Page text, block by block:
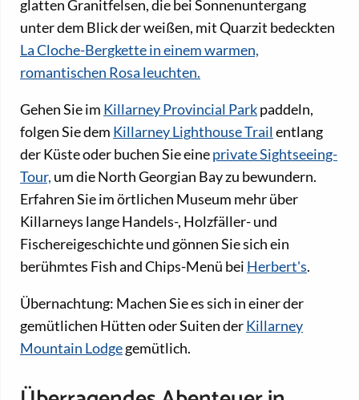
glatten Granitfelsen, die bei Sonnenuntergang
unter dem Blick der weißen, mit Quarzit bedeckten
La Cloche-Bergkette in einem warmen,
romantischen Rosa leuchten.
Gehen Sie im Killarney Provincial Parkpaddeln,
folgen Sie dem Killarney Lighthouse Trail entlang
der Küste oder buchen Sie eineprivate Sightseeing-
Tour, um die North Georgian Bay zu bewundern.
Erfahren Sie im örtlichen Museum mehr über
Killarneys lange Handels-, Holzfäller- und
Fischereigeschichte und gönnen Sie sich ein
berühmtes Fish and Chips-Menü bei Herbert's.
Übernachtung: Machen Sie es sich in einer der
gemütlichen Hütten oder Suiten derKillarney
Mountain Lodgegemütlich.